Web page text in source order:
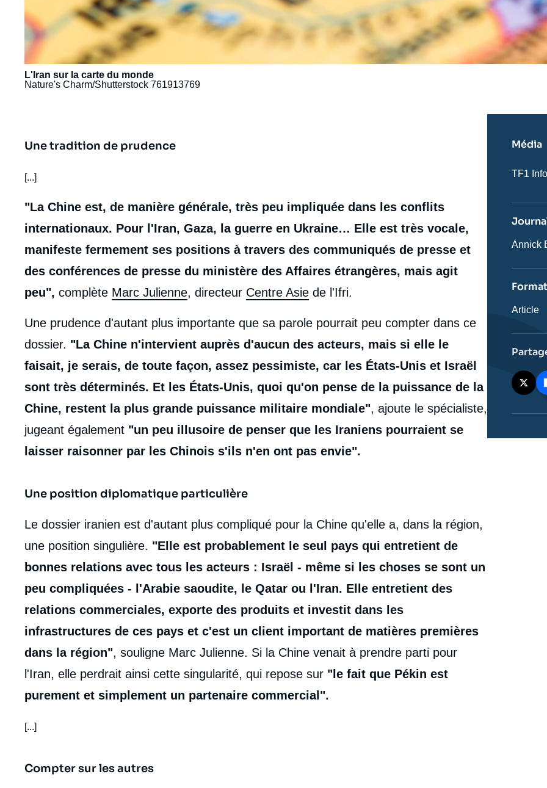
L'Iran sur la carte du monde
Nature's Charm/Shutterstock 761913769
body
Une tradition de prudence
[...]
"La Chine est, de manière générale, très peu impliquée dans les conflits
internationaux. Pour l'Iran, Gaza, la guerre en Ukraine… Elle est très vocale,
manifeste fermement ses positions à travers des communiqués de presse et
des conférences de presse du ministère des Affaires étrangères, mais agit
peu", complète Marc Julienne, directeur Centre Asie de l'Ifri.
Une prudence d'autant plus importante que sa parole pourrait peu compter dans ce
dossier. "La Chine n'intervient auprès d'aucun des acteurs, mais si elle le
faisait, je serais, de toute façon, assez pessimiste, car les États-Unis et Israël
sont très déterminés. Et les États-Unis, quoi qu'on pense de la puissance de la
Chine, restent la plus grande puissance militaire mondiale", ajoute le spécialiste,
jugeant également "un peu illusoire de penser que les Iraniens pourraient se
laisser raisonner par les Chinois s'ils n'en ont pas envie".
Une position diplomatique particulière
Le dossier iranien est d'autant plus compliqué pour la Chine qu'elle a, dans la région,
une position singulière. "Elle est probablement le seul pays qui entretient de
bonnes relations avec tous les acteurs : Israël - même si les choses se sont un
peu compliquées - l'Arabie saoudite, le Qatar ou l'Iran. Elle entretient des
relations commerciales, exporte des produits et investit dans les
infrastructures de ces pays et c'est un client important de matières premières
dans la région", souligne Marc Julienne. Si la Chine venait à prendre parti pour
l'Iran, elle perdrait ainsi cette singularité, qui repose sur "le fait que Pékin est
purement et simplement un partenaire commercial".
[...]
Compter sur les autres
Média
Nom
revue
TF1 Info
Annick
Format
Article